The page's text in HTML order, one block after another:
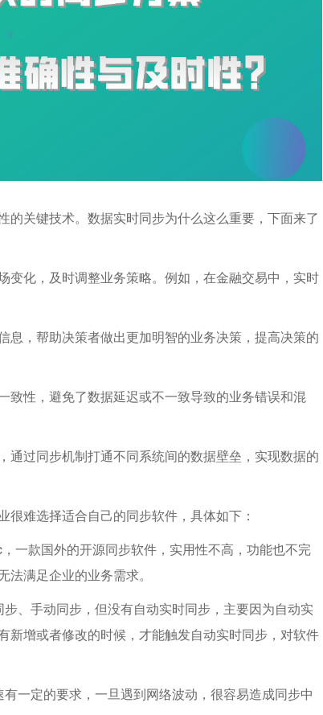
的关键技术。数据实时同步为什么这么重要，下面来了
化，及时调整业务策略。例如，在金融交易中，实时
，帮助决策者做出更加明智的业务决策，提高决策的
致性，避免了数据延迟或不一致导致的业务错误和混
过同步机制打通不同系统间的数据壁垒，实现数据的
难选择适合自己的同步软件，具体如下：
一款国外的开源同步软件，实用性不高，功能也不完
满足企业的业务需求。
、手动同步，但没有自动实时同步，主要因为自动实
新增或者修改的时候，才能触发自动实时同步，对软件
一定的要求，一旦遇到网络波动，很容易造成同步中